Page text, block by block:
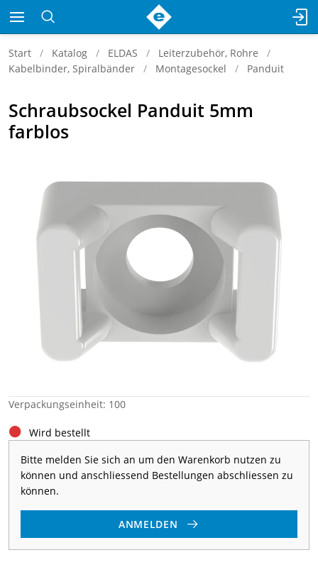
Start Katalog ELDAS
Leiterzubehör, Rohre
Kabelbinder, Spiralbänder
Montagesockel Panduit
Schraubsockel Panduit 5mm
farblos
Verpackungseinheit: 100
Wird bestellt
Bitte melden Sie sich an um den Warenkorb nutzen zu
können und anschliessend Bestellungen abschliessen zu
können.
ANMELDEN